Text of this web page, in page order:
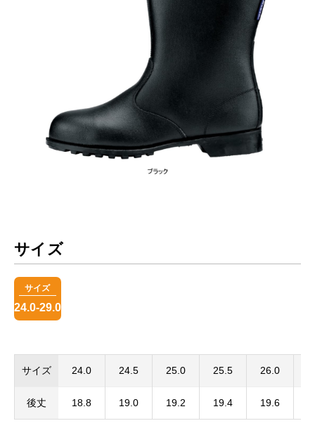
サイズ
サイズ
24.0-29.0
サイズ 24.0 24.5 25.0 25.5 26.0
後丈 18.8 19.0 19.2 19.4 19.6